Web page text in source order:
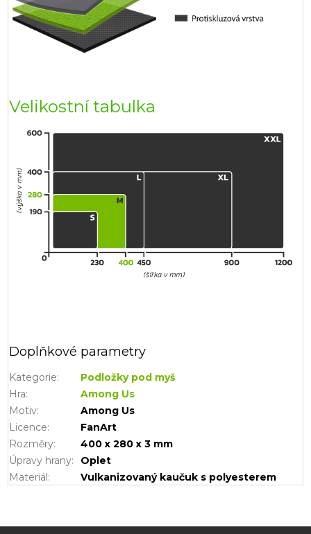
Velikostní tabulka
Doplňkové parametry
Kategorie:
Podložky pod myš
Hra:
Among Us
Motiv:
Among Us
Licence:
FanArt
Rozměry:
400 x 280 x 3 mm
Úpravy hrany:
Oplet
Materiál: Vulkanizovaný kaučuk s polyesterem